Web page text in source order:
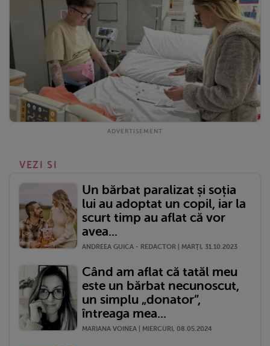
VEZI SI
Un bărbat paralizat și soția
lui au adoptat un copil, iar la
scurt timp au aflat că vor
avea...
ANDREEA GUICA - REDACTOR | MARŢI, 31.10.2023
Când am aflat că tatăl meu
este un bărbat necunoscut,
un simplu „donator”,
întreaga mea...
MARIANA VOINEA | MIERCURI, 08.05.2024